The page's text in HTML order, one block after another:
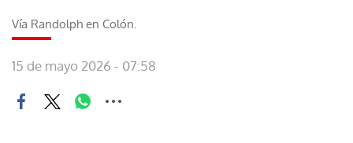
Vía Randolph en Colón.
15 de mayo 2026 - 07:58